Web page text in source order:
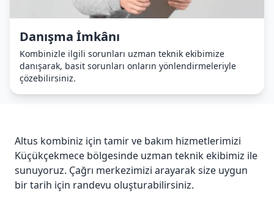
Danışma İmkânı
Kombinizle ilgili sorunları uzman teknik ekibimize
danışarak, basit sorunları onların yönlendirmeleriyle
çözebilirsiniz.
Altus kombiniz için tamir ve bakım hizmetlerimizi
Küçükçekmece bölgesinde uzman teknik ekibimiz ile
sunuyoruz. Çağrı merkezimizi arayarak size uygun
bir tarih için randevu oluşturabilirsiniz.